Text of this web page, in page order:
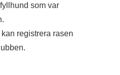
som var
registrera rasen